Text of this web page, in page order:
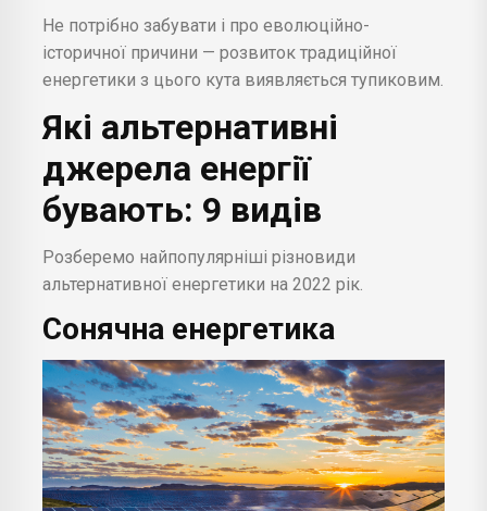
Не потрібно забувати і про еволюційно-
історичної причини — розвиток традиційної
енергетики з цього кута виявляється тупиковим.
Які альтернативні
джерела енергії
бувають: 9 видів
Розберемо найпопулярніші різновиди
альтернативної енергетики на 2022 рік.
Сонячна енергетика